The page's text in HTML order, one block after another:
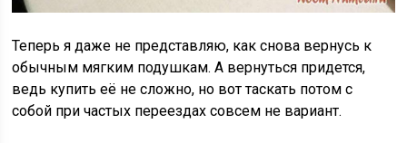
Теперь я даже не представляю, как снова вернусь к
обычным мягким подушкам. А вернуться придется,
ведь купить её не сложно, но вот таскать потом с
собой при частых переездах совсем не вариант.